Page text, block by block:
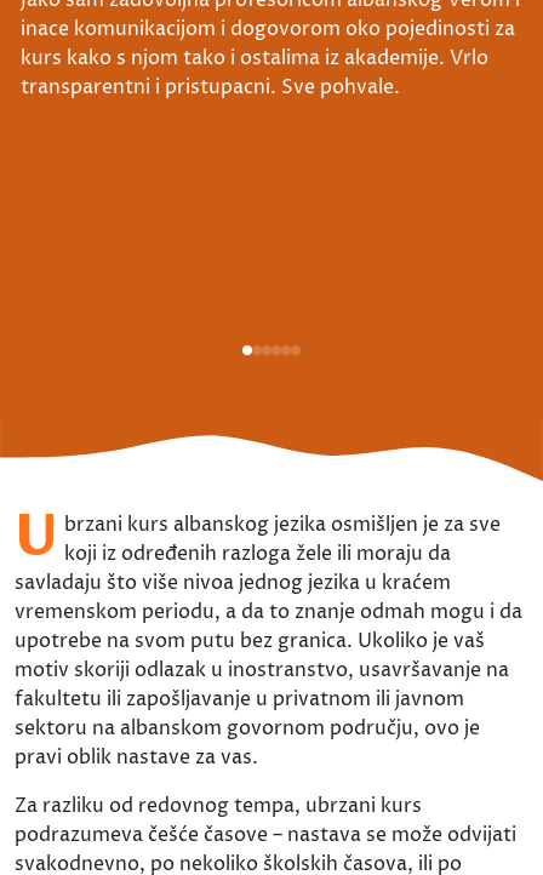
inace komunikacijom i dogovorom oko pojedinosti za
kurs kako s njom tako i ostalima iz akademije. Vrlo
transparentni i pristupacni. Sve pohvale.
U brzani kurs albanskog jezika osmišljen je za sve
koji iz određenih razloga žele ili moraju da
savladaju što više nivoa jednog jezika u kraćem
vremenskom periodu, a da to znanje odmah mogu i da
upotrebe na svom putu bez granica. Ukoliko je vaš
motiv skoriji odlazak u inostranstvo, usavršavanje na
fakultetu ili zapošljavanje u privatnom ili javnom
sektoru na albanskom govornom području, ovo je
pravi oblik nastave za vas.
Za razliku od redovnog tempa, ubrzani kurs
podrazumeva češće časove – nastava se može odvijati
svakodnevno, po nekoliko školskih časova, ili po